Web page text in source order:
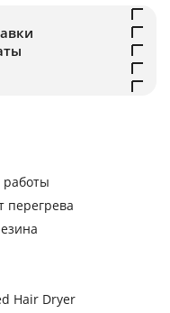
перегрева
Hair Dryer